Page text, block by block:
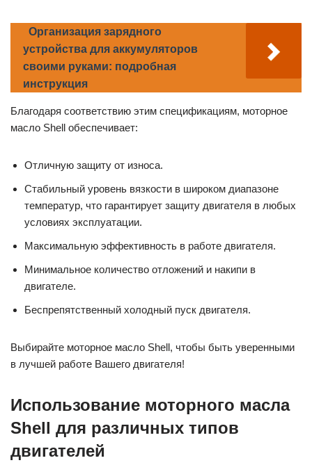
Организация зарядного
устройства для аккумуляторов
своими руками: подробная
инструкция
Благодаря соответствию этим спецификациям, моторное
масло Shell обеспечивает:
Отличную защиту от износа.
Стабильный уровень вязкости в широком диапазоне
температур, что гарантирует защиту двигателя в любых
условиях эксплуатации.
Максимальную эффективность в работе двигателя.
Минимальное количество отложений и накипи в
двигателе.
Беспрепятственный холодный пуск двигателя.
Выбирайте моторное масло Shell, чтобы быть уверенными
в лучшей работе Вашего двигателя!
Использование моторного масла
Shell для различных типов
двигателей